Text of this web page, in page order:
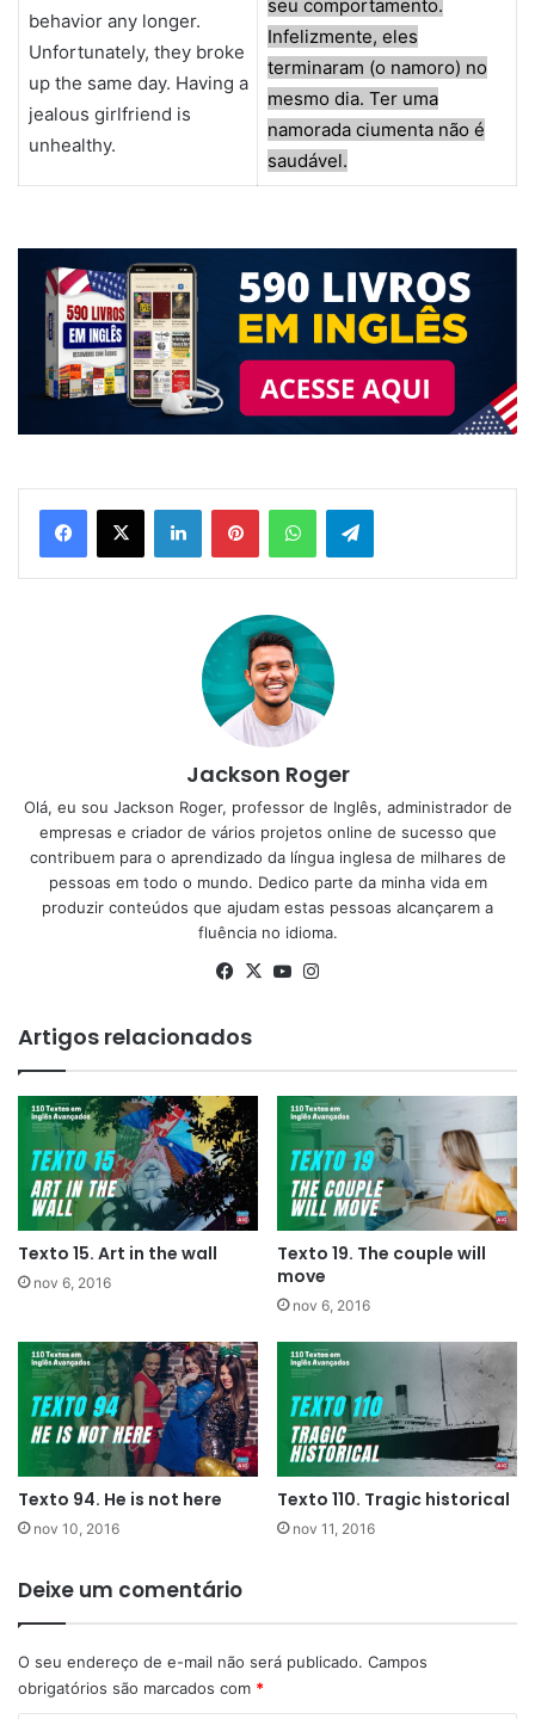
behavior any longer.
Unfortunately, they broke
up the same day. Having a
jealous girlfriend is
unhealthy.
seu comportamento.
Infelizmente, eles
terminaram (o namoro) no
mesmo dia. Ter uma
namorada ciumenta não é
saudável.
LinkedinPinterestWhatsAppTelegram
Jackson Roger
Olá, eu sou Jackson Roger, professor de Inglês, administrador de
empresas e criador de vários projetos online de sucesso que
contribuem para o aprendizado da língua inglesa de milhares de
pessoas em todo o mundo. Dedico parte da minha vida em
produzir conteúdos que ajudam estas pessoas alcançarem a
fluência no idioma.
Facebook
X YouTube
Artigos relacionados
Texto 15. Art in the wall
nov 6, 2016
Texto 19. The couple will
move
nov 6, 2016
Texto 94. He is not here
nov 10, 2016
Texto 110. Tragic historical
nov 11, 2016
Deixe um comentário
O seu endereço de e-mail não será publicado. Campos
obrigatórios são marcados com *